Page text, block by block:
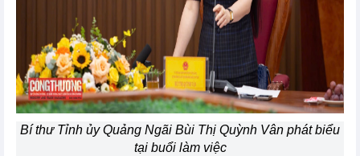
Bí thư Tỉnh ủy Quảng Ngãi Bùi Thị Quỳnh Vân phát biểu
tại buổi làm việc